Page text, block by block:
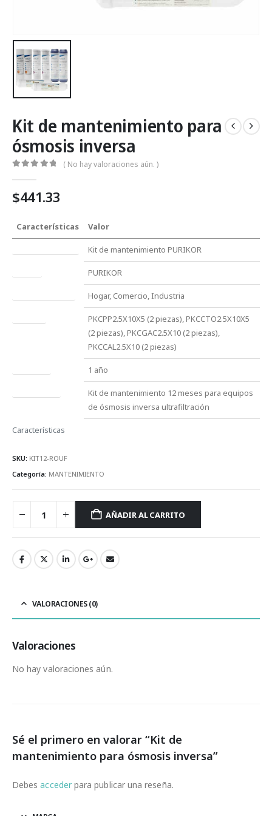
Kit de mantenimiento para
ósmosis inversa
( No hay valoraciones aún. )
$441.33
Características
Características Valor
Kit de mantenimiento PURIKOR
PURIKOR
Hogar, Comercio, Industria
PKCPP2.5X10X5 (2 piezas), PKCCTO2.5X10X5
(2 piezas), PKCGAC2.5X10 (2 piezas),
PKCCAL2.5X10 (2 piezas)
1 año
Kit de mantenimiento 12 meses para equipos
de ósmosis inversa ultrafiltración
SKU: KIT12-ROUF
Categoría: MANTENIMIENTO
AÑADIR AL CARRITO
VALORACIONES (0)
Valoraciones
No hay valoraciones aún.
Sé el primero en valorar “Kit de
mantenimiento para ósmosis inversa”
Debesaccederpara publicar una reseña.